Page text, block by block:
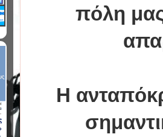
πόλη
Η